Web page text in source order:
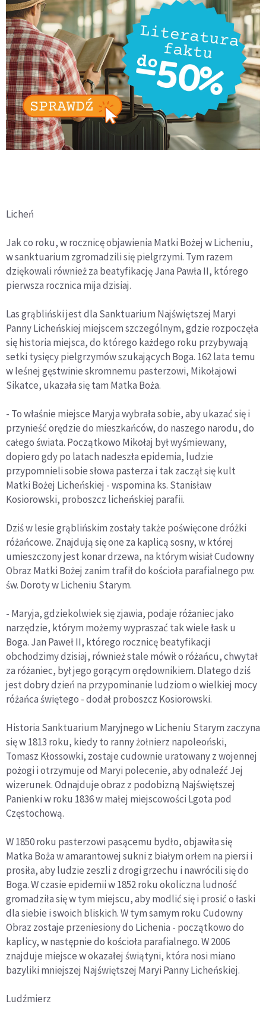
Licheń
Jak co roku, w rocznicę objawienia Matki Bożej w Licheniu,
w sanktuarium zgromadzili się pielgrzymi. Tym razem
dziękowali również za beatyfikację Jana Pawła II, którego
pierwsza rocznica mija dzisiaj.
Las grąbliński jest dla Sanktuarium Najświętszej Maryi
Panny Licheńskiej miejscem szczególnym, gdzie rozpoczęła
się historia miejsca, do którego każdego roku przybywają
setki tysięcy pielgrzymów szukających Boga. 162 lata temu
w leśnej gęstwinie skromnemu pasterzowi, Mikołajowi
Sikatce, ukazała się tam Matka Boża.
- To właśnie miejsce Maryja wybrała sobie, aby ukazać się i
przynieść orędzie do mieszkańców, do naszego narodu, do
całego świata. Początkowo Mikołaj był wyśmiewany,
dopiero gdy po latach nadeszła epidemia, ludzie
przypomnieli sobie słowa pasterza i tak zaczął się kult
Matki Bożej Licheńskiej - wspomina ks. Stanisław
Kosiorowski, proboszcz licheńskiej parafii.
Dziś w lesie grąblińskim zostały także poświęcone dróżki
różańcowe. Znajdują się one za kaplicą sosny, w której
umieszczony jest konar drzewa, na którym wisiał Cudowny
Obraz Matki Bożej zanim trafił do kościoła parafialnego pw.
św. Doroty w Licheniu Starym.
- Maryja, gdziekolwiek się zjawia, podaje różaniec jako
narzędzie, którym możemy wypraszać tak wiele łask u
Boga. Jan Paweł II, którego rocznicę beatyfikacji
obchodzimy dzisiaj, również stale mówił o różańcu, chwytał
za różaniec, był jego gorącym orędownikiem. Dlatego dziś
jest dobry dzień na przypominanie ludziom o wielkiej mocy
różańca świętego - dodał proboszcz Kosiorowski.
Historia Sanktuarium Maryjnego w Licheniu Starym zaczyna
się w 1813 roku, kiedy to ranny żołnierz napoleoński,
Tomasz Kłossowki, zostaje cudownie uratowany z wojennej
pożogi i otrzymuje od Maryi polecenie, aby odnaleźć Jej
wizerunek. Odnajduje obraz z podobizną Najświętszej
Panienki w roku 1836 w małej miejscowości Lgota pod
Częstochową.
W 1850 roku pasterzowi pasącemu bydło, objawiła się
Matka Boża w amarantowej sukni z białym orłem na piersi i
prosiła, aby ludzie zeszli z drogi grzechu i nawrócili się do
Boga. W czasie epidemii w 1852 roku okoliczna ludność
gromadziła się w tym miejscu, aby modlić się i prosić o łaski
dla siebie i swoich bliskich. W tym samym roku Cudowny
Obraz zostaje przeniesiony do Lichenia - początkowo do
kaplicy, w następnie do kościoła parafialnego. W 2006
znajduje miejsce w okazałej świątyni, która nosi miano
bazyliki mniejszej Najświętszej Maryi Panny Licheńskiej.
Ludźmierz